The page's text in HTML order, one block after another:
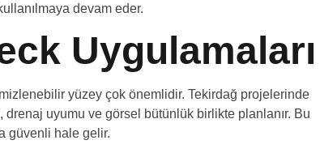
devam eder.
Uygulamaları
yüzey çok önemlidir. Tekirdağ projelerinde
uyumu ve görsel bütünlük birlikte planlanır. Bu
güvenli hale gelir.